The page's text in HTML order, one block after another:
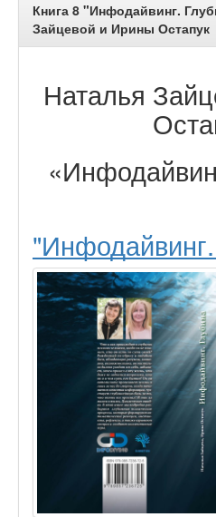
Книга 8 "Инфодайвинг.
Зайцевой и Ирины Остапук
Наталья